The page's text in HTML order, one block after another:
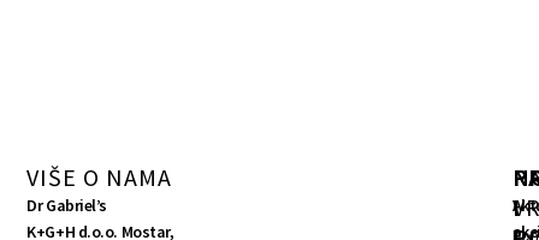
VIŠE O NAMA
Dr Gabriel’s
K+G+H d.o.o. Mostar,
I